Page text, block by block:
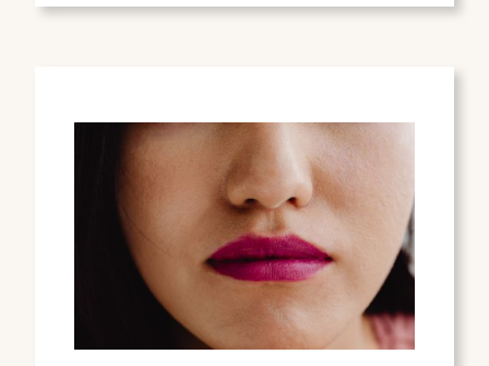
EEN
VERLEDEN
HEDEN